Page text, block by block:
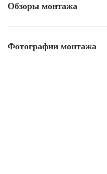
Обзоры монтажа
Фотографии монтажа